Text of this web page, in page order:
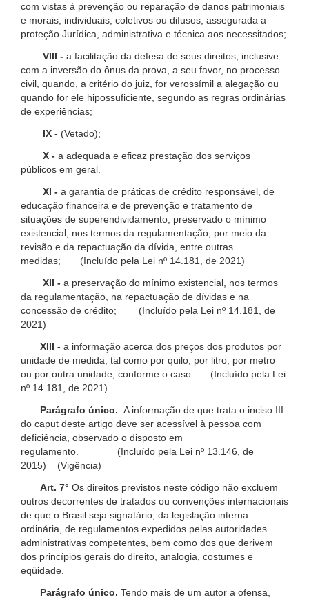
com vistas à prevenção ou reparação de danos patrimoniais
e morais, individuais, coletivos ou difusos, assegurada a
proteção Jurídica, administrativa e técnica aos necessitados;
VIII - a facilitação da defesa de seus direitos, inclusive
com a inversão do ônus da prova, a seu favor, no processo
civil, quando, a critério do juiz, for verossímil a alegação ou
quando for ele hipossuficiente, segundo as regras ordinárias
de experiências;
IX - (Vetado);
X - a adequada e eficaz prestação dos serviços
públicos em geral.
XI - a garantia de práticas de crédito responsável, de
educação financeira e de prevenção e tratamento de
situações de superendividamento, preservado o mínimo
existencial, nos termos da regulamentação, por meio da
revisão e da repactuação da dívida, entre outras
medidas; (Incluído pela Lei nº 14.181, de 2021)
XII - a preservação do mínimo existencial, nos termos
da regulamentação, na repactuação de dívidas e na
concessão de crédito; (Incluído pela Lei nº 14.181, de
2021)
XIII - a informação acerca dos preços dos produtos por
unidade de medida, tal como por quilo, por litro, por metro
ou por outra unidade, conforme o caso. (Incluído pela Lei
nº 14.181, de 2021)
Parágrafo único. A informação de que trata o inciso III
do caput deste artigo deve ser acessível à pessoa com
deficiência, observado o disposto em
regulamento. (Incluído pela Lei nº 13.146, de
2015) (Vigência)
Art. 7° Os direitos previstos neste código não excluem
outros decorrentes de tratados ou convenções internacionais
de que o Brasil seja signatário, da legislação interna
ordinária, de regulamentos expedidos pelas autoridades
administrativas competentes, bem como dos que derivem
dos princípios gerais do direito, analogia, costumes e
eqüidade.
Parágrafo único. Tendo mais de um autor a ofensa,